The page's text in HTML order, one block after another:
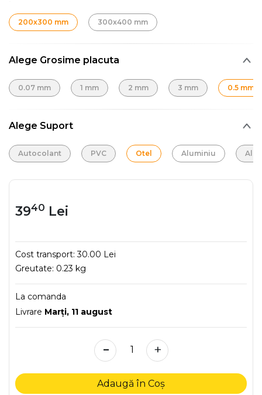
200x300 mm 300x400 mm
Alege Grosime placuta
0.07 mm 1 mm 2 mm 3 mm 0.5 mm
Alege Suport
Autocolant PVC Otel Aluminiu
3940 Lei
Cost transport:30.00 Lei
Greutate: 0.23 kg
La comanda
Livrare Marţi, 11 august
- +
Adaugă în Coș